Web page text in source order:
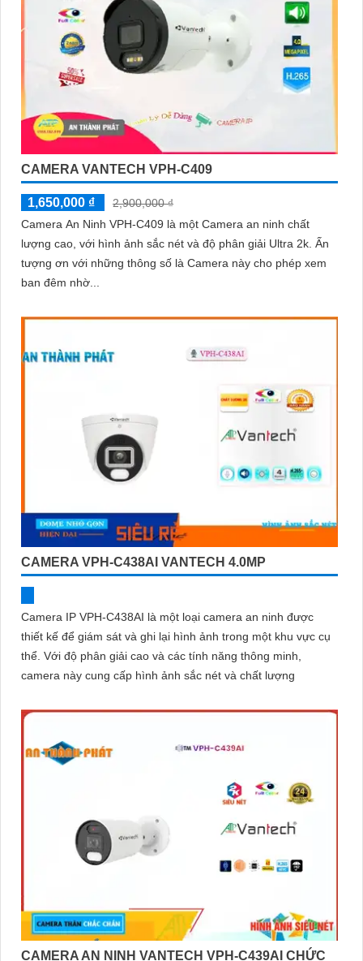
CAMERA VANTECH VPH-C409
1,650,000 ₫
2,900,000 ₫
Camera An Ninh VPH-C409 là một Camera an ninh chất
lượng cao, với hình ảnh sắc nét và độ phân giải Ultra 2k. Ấn
tượng ơn với những thông số là Camera này cho phép xem
ban đêm nhờ...
CAMERA VPH-C438AI VANTECH 4.0MP
Camera IP VPH-C438AI là một loại camera an ninh được
thiết kế để giám sát và ghi lại hình ảnh trong một khu vực cụ
thể. Với độ phân giải cao và các tính năng thông minh,
camera này cung cấp hình ảnh sắc nét và chất lượng
CAMERA AN NINH VANTECH VPH-C439AI CHỨC